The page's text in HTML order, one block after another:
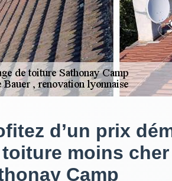
d’un prix
moins cher
Camp